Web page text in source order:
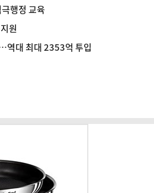
행정 교육
원
역대 최대 2353억 투입